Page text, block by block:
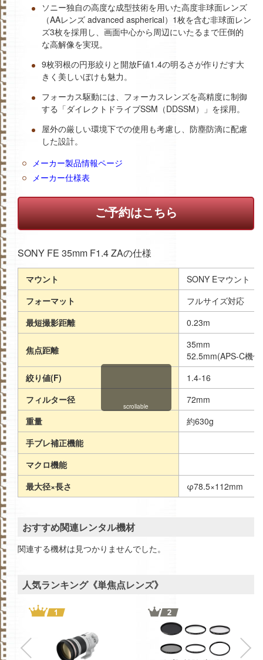
ソニー独自の高度な成型技術を用いた高度非球面レンズ
（AAレンズ advanced aspherical）1枚を含む非球面レン
ズ3枚を採用し、画面中心から周辺にいたるまで圧倒的
な高解像を実現。
9枚羽根の円形絞りと開放F値1.4の明るさが作りだす大
きく美しいぼけも魅力。
フォーカス駆動には、フォーカスレンズを高精度に制御
する「ダイレクトドライブSSM（DDSSM）」を採用。
屋外の厳しい環境下での使用も考慮し、防塵防滴に配慮
した設計。
メーカー製品情報ページ
メーカー仕様表
ご予約はこちら
SONY FE 35mm F1.4 ZAの仕様
マウント
SONY Eマウント
フォーマット
フルサイズ対応
最短撮影距離
0.23m
焦点距離
35mm
52.5mm(APS-C機
絞り値(F)
1.4-16
フィルター径
72mm
重量
約630g
手ブレ補正機能
マクロ機能
最大径×長さ
φ78.5×112mm
scrollable
おすすめ関連レンタル機材
関連する機材は見つかりませんでした。
人気ランキング《単焦点レンズ》